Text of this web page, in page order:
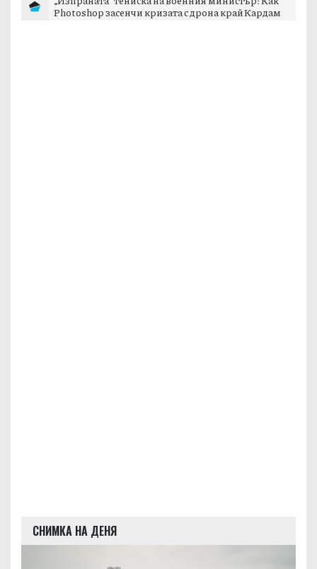
Photoshop засенчи кризата с дрона край Кардам
СНИМКА НА ДЕНЯ